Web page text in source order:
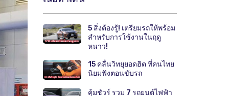
5 สิ่งต้องรู้! เตรียมรถให้พร้อม
สำหรับการใช้งานในฤดู
หนาว!
15 คลื่นวิทยุยอดฮิต ที่คนไทย
นิยมฟังตอนขับรถ
คุ้มชัวร์ รวม 7 รถยนต์ไฟฟ้า